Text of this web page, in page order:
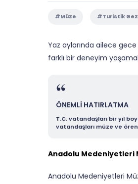
#Müze #Turistik
Yaz aylarında ailece
farklı bir deneyim
ÖNEMLİ HATIRLATMA
T.C. vatandaşları bir yıl
vatandaşları müze ve
Anadolu Medeniyetleri
Anadolu Medeniyetleri